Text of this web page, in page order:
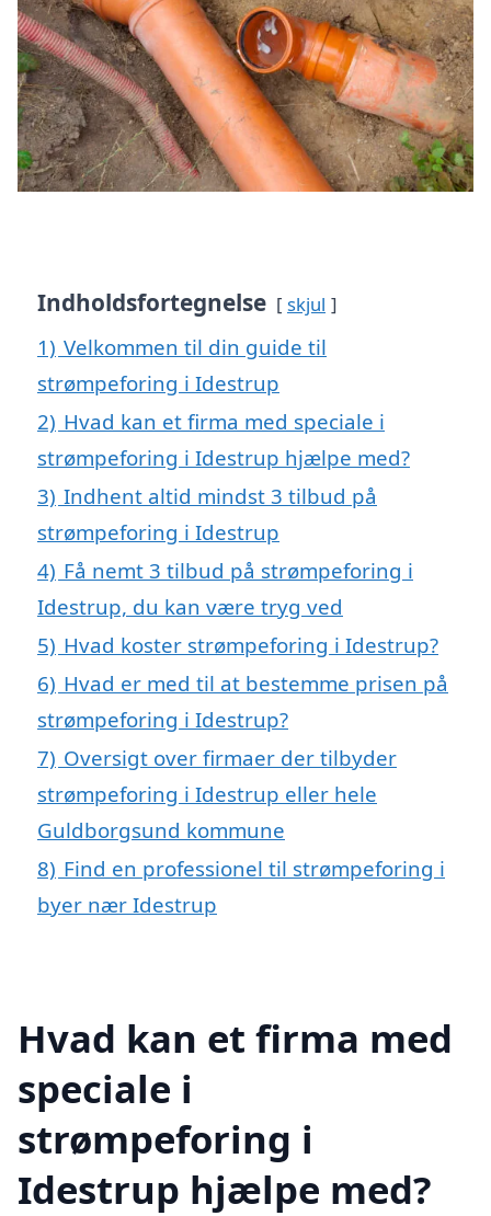
Indholdsfortegnelse skjul
1) Velkommen til din guide til
strømpeforing i Idestrup
2) Hvad kan et firma med speciale i
strømpeforing i Idestrup hjælpe med?
3) Indhent altid mindst 3 tilbud på
strømpeforing i Idestrup
4) Få nemt 3 tilbud på strømpeforing i
Idestrup, du kan være tryg ved
5) Hvad koster strømpeforing i Idestrup?
6) Hvad er med til at bestemme prisen på
strømpeforing i Idestrup?
7) Oversigt over firmaer der tilbyder
strømpeforing i Idestrup eller hele
Guldborgsund kommune
8) Find en professionel til strømpeforing i
byer nær Idestrup
Hvad kan et firma med
speciale i
strømpeforing i
Idestrup hjælpe med?